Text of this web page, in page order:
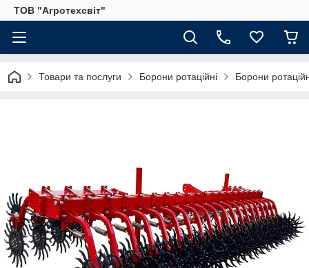
ТОВ "Агротехсвіт"
Товари та послуги Борони ротаційні Борони